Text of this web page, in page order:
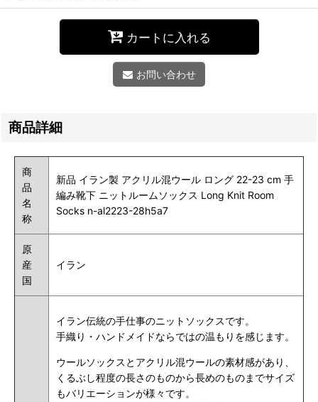
カートに入れる
お問い合わせ
商品詳細
商
品
名
称
新品 イラン製 アクリル混ウール ロング 22-23 cm 手
編み靴下 ニットルームソックス Long Knit Room
Socks n-al2223-28h5a7
原
産
国
イラン
イラン伝統の手仕事のニットソックスです。
手織り・ハンドメイドならではの温もりを感じます。
ウールソックスとアクリル混ウールの素材感があり、
くるぶし程度の長さのものから長めのものまでサイズ
もバリエーションが様々です。